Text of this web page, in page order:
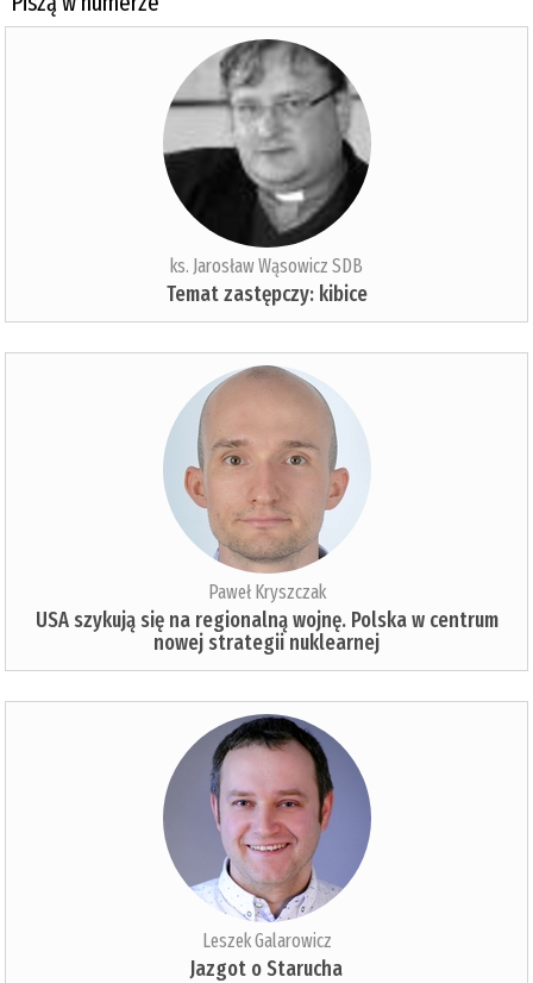
ks. Jarosław Wąsowicz SDB
Temat zastępczy: kibice
Paweł Kryszczak
USA szykują się na regionalną wojnę. Polska w centrum
nowej strategii nuklearnej
Leszek Galarowicz
Jazgot o Starucha